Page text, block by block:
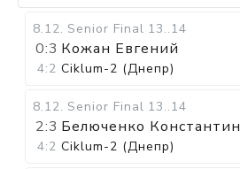
8.12. Senior Final 13..14
0:3 Кожан Евгений
4:2 Ciklum-2 (Днепр)
8.12. Senior Final 13..14
2:3 Белюченко Константин
4:2 Ciklum-2 (Днепр)